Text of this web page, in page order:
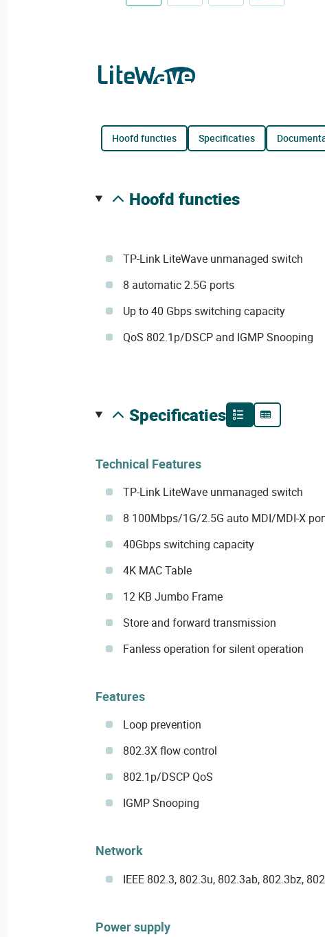
hoofd functies specificaties
hoofd functies
TP-Link LiteWave unmanaged switch
8 automatic 2.5G ports
Up to 40 Gbps switching capacity
QoS 802.1p/DSCP and IGMP Snooping
specificaties
Technical Features
TP-Link LiteWave unmanaged switch
8 100Mbps/1G/2.5G auto MDI/MDI-X
40Gbps switching capacity
4K MAC Table
12 KB Jumbo Frame
Store and forward transmission
Fanless operation for silent operation
Features
Loop prevention
802.3X flow control
802.1p/DSCP QoS
IGMP Snooping
Network
IEEE 802.3, 802.3u, 802.3ab, 802.3bz,
Power supply